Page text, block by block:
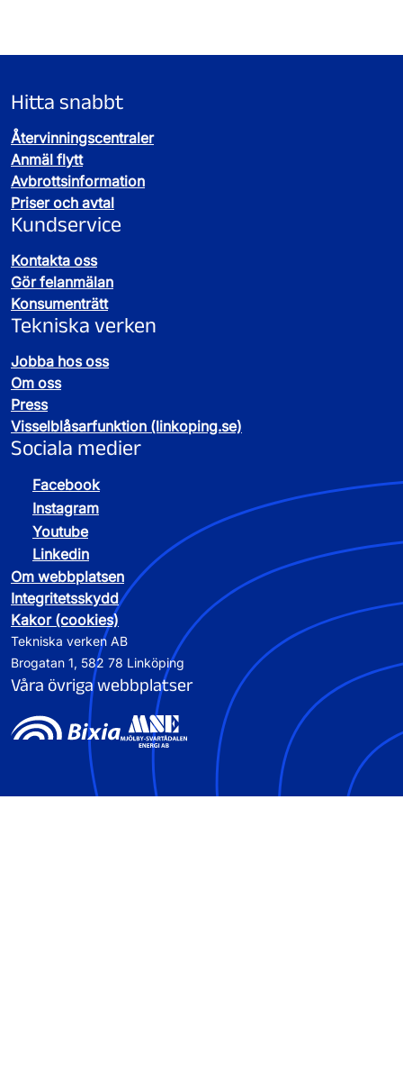
Hitta snabbt
Återvinningscentraler
Anmäl flytt
Avbrottsinformation
Priser och avtal
Kundservice
Kontakta oss
Gör felanmälan
Konsumenträtt
Tekniska verken
Jobba hos oss
Om oss
Press
Visselblåsarfunktion (linkoping.se)
Sociala medier
Facebook
Instagram
Youtube
Linkedin
Om webbplatsen
Integritetsskydd
Kakor (cookies)
Tekniska verken AB
Brogatan 1, 582 78 Linköping
Våra övriga webbplatser